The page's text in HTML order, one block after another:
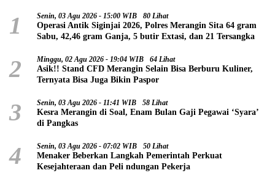
1 Senin, 03 Agu 2026 - 15:00 WIB 80 Lihat
Operasi Antik Siginjai 2026, Polres Merangin Sita 64 gram
Sabu, 42,46 gram Ganja, 5 butir Extasi, dan 21 Tersangka
2 Minggu, 02 Agu 2026 - 19:04 WIB 64 Lihat
Asik!! Stand CFD Merangin Selain Bisa Berburu Kuliner,
Ternyata Bisa Juga Bikin Paspor
3 Senin, 03 Agu 2026 - 11:41 WIB 58 Lihat
Kesra Merangin di Soal, Enam Bulan Gaji Pegawai ‘Syara’
di Pangkas
4 Senin, 03 Agu 2026 - 07:02 WIB 50 Lihat
Menaker Beberkan Langkah Pemerintah Perkuat
Kesejahteraan dan Peli ndungan Pekerja